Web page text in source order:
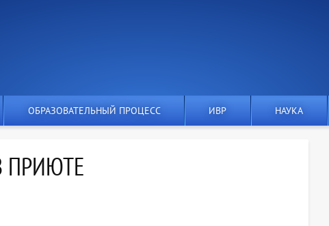
ОБРАЗОВАТЕЛЬНЫЙ ПРОЦЕСС ИВР НАУКА
ПРИЮТЕ